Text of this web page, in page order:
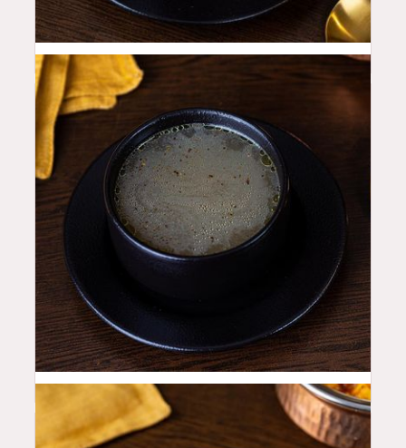
QAR 12
QAR 14